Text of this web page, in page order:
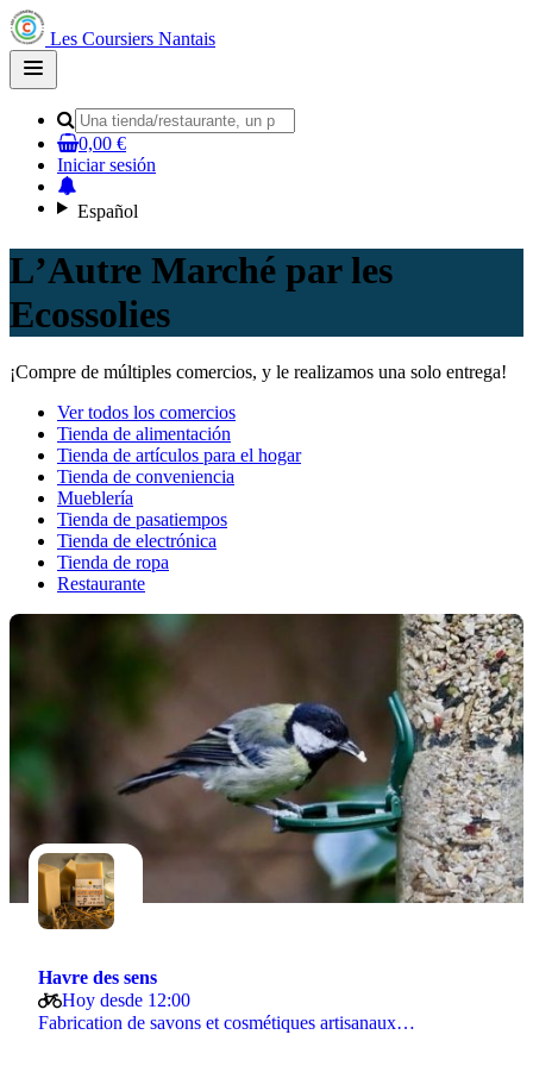
Les Coursiers Nantais
Open
main
0,00 €
Iniciar sesión
Español
LʼAutre Marché par les
Ecossolies
¡Compre de múltiples comercios, y le realizamos una solo entrega!
Ver todos los comercios
Tienda de alimentación
Tienda de artículos para el hogar
Tienda de conveniencia
Mueblería
Tienda de pasatiempos
Tienda de electrónica
Tienda de ropa
Restaurante
Havre des sens
Hoy desde 12:00
Fabrication de savons et cosmétiques artisanaux…